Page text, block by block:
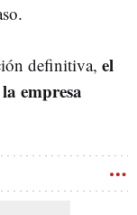
definitiva, el
empresa